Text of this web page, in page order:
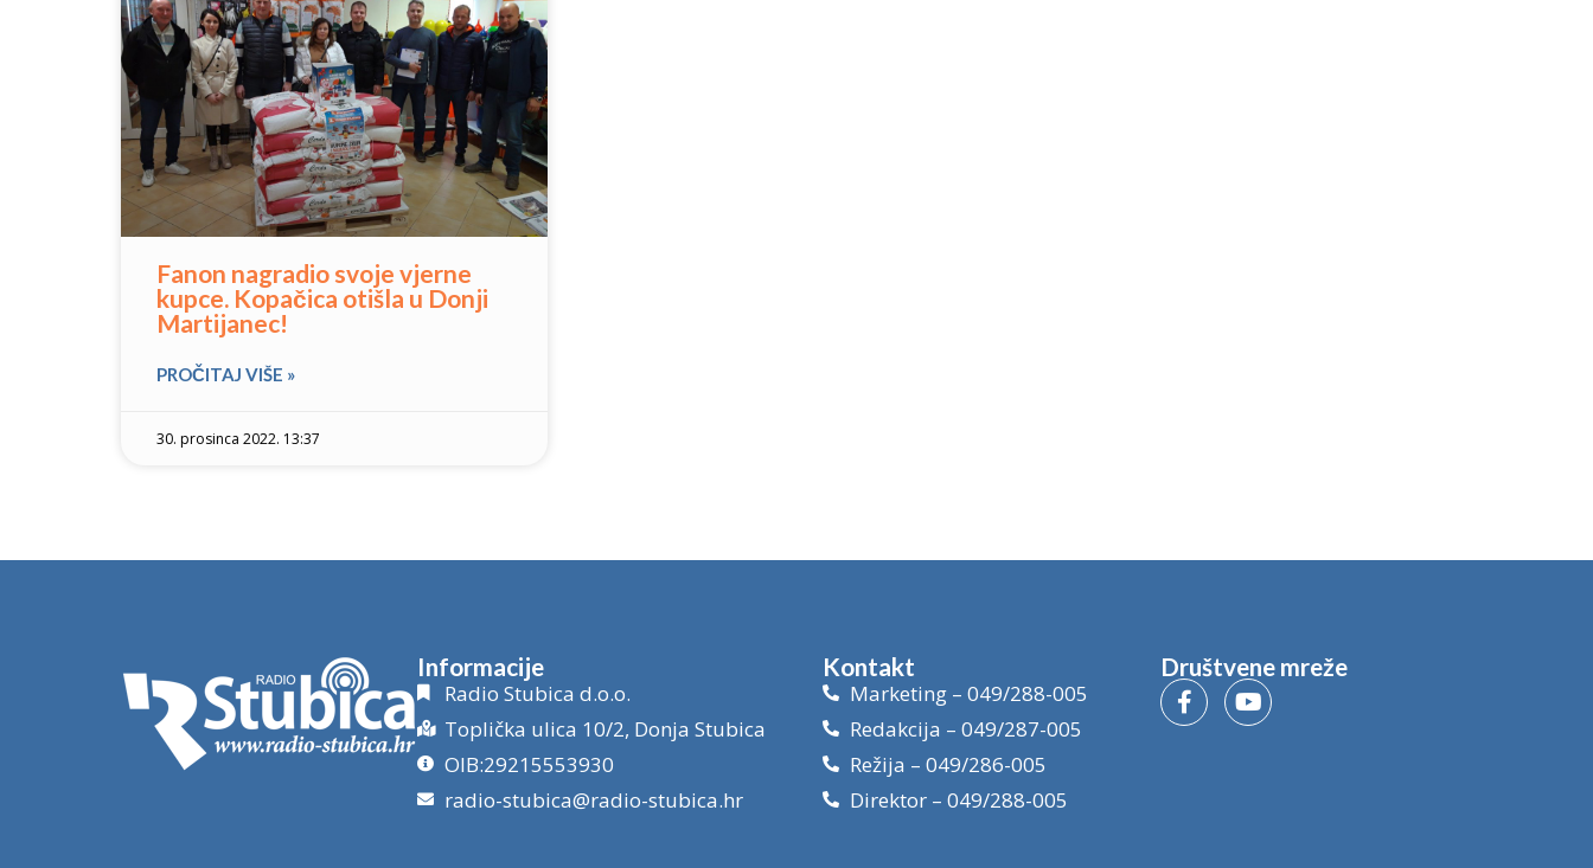
Fanon nagradio svoje vjerne
kupce. Kopačica otišla u Donji
Martijanec!
PROČITAJ VIŠE »
30. prosinca 2022. 13:37
Informacije
Radio Stubica d.o.o.
Toplička ulica 10/2, Donja Stubica
OIB:29215553930
radio-stubica@radio-stubica.hr
Kontakt
Marketing – 049/288-005
Redakcija – 049/287-005
Režija – 049/286-005
Direktor – 049/288-005
Društvene mreže